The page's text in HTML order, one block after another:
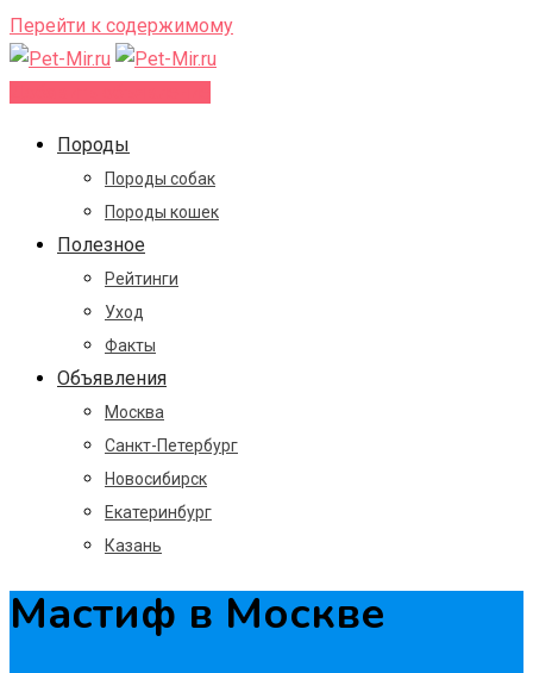
Перейти к содержимому
Породы
Породы собак
Породы кошек
Полезное
Рейтинги
Уход
Факты
Объявления
Москва
Санкт-Петербург
Новосибирск
Екатеринбург
Казань
Мастиф в Москве